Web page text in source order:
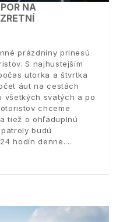
NA
prázdniny prinesú
S najhustejším
utorka a štvrtka
áut na cestách
všetkých svätých a po
chceme
tiež o ohľaduplnú
budú
hodín denne.